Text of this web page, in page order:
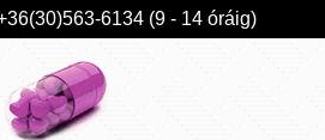
6134 (9 - 14 óráig)